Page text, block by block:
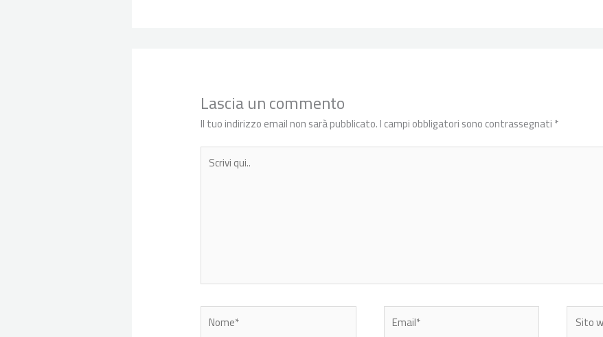
Lascia un commento
Il tuo indirizzo email non sarà pubblicato.I campi obbligatori sono contrassegnati*
Scrivi
qui..
Nome* Email* Sito
web